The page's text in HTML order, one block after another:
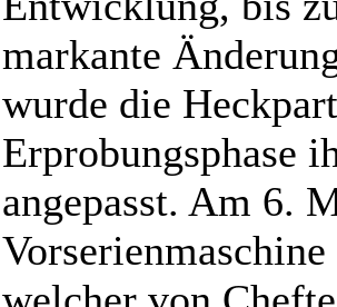
markante
wurde die
Erprobungsphase
angepasst. Am 6.